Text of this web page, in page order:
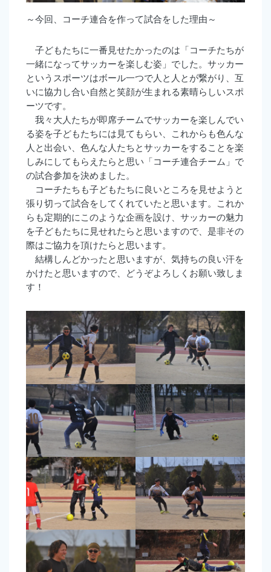
～今回、コーチ連合を作って試合をした理由～
子どもたちに一番見せたかったのは「コーチたちが
一緒になってサッカーを楽しむ姿」でした。サッカー
というスポーツはボール一つで人と人とが繋がり、互
いに協力し合い自然と笑顔が生まれる素晴らしいスポ
ーツです。
我々大人たちが即席チームでサッカーを楽しんでい
る姿を子どもたちには見てもらい、これからも色んな
人と出会い、色んな人たちとサッカーをすることを楽
しみにしてもらえたらと思い「コーチ連合チーム」で
の試合参加を決めました。
コーチたちも子どもたちに良いところを見せようと
張り切って試合をしてくれていたと思います。これか
らも定期的にこのような企画を設け、サッカーの魅力
を子どもたちに見せれたらと思いますので、是非その
際はご協力を頂けたらと思います。
結構しんどかったと思いますが、気持ちの良い汗を
かけたと思いますので、どうぞよろしくお願い致しま
す！